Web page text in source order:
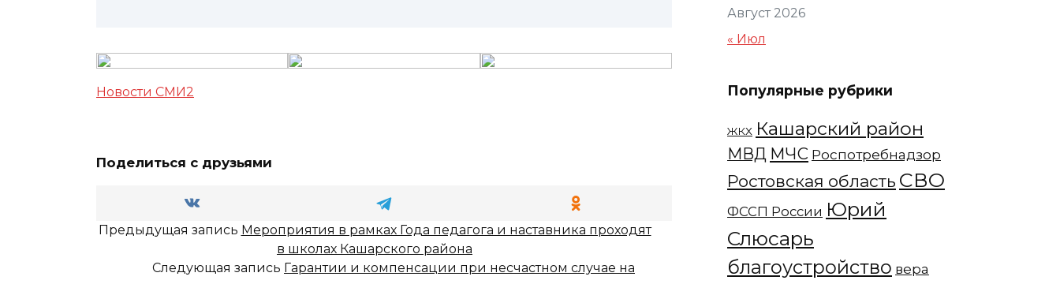
Новости СМИ2
Поделиться с друзьями
Предыдущая запись Мероприятия в рамках Года педагога и наставника проходят
в школах Кашарского района
Следующая запись Гарантии и компенсации при несчастном случае на
Август 2026
« Июл
Популярные рубрики
ЖКХ Кашарский район
МВД МЧС Роспотребнадзор
Ростовская область СВО
ФССП России Юрий
Слюсарь
благоустройство вера